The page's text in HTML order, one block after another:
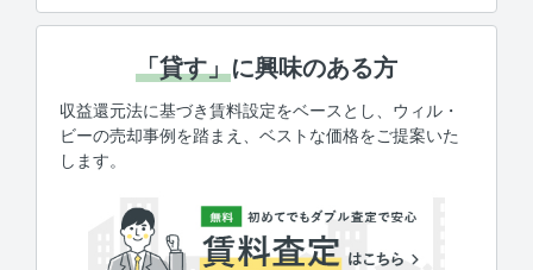
「貸す」に興味のある方
収益還元法に基づき賃料設定をベースとし、ウィル・
ビーの売却事例を踏まえ、ベストな価格をご提案いた
します。